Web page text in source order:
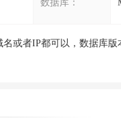
数据库：
或者IP都可以，数据库版